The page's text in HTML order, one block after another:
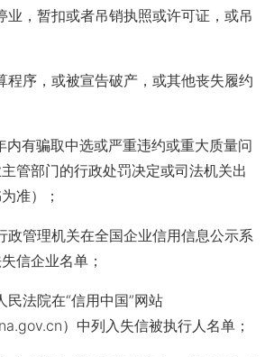
，暂扣或者吊销执照或许可证，或吊
序，或被宣告破产，或其他丧失履约
有骗取中选或严重违约或重大质量问
管部门的行政处罚决定或司法机关出
准）；
管理机关在全国企业信用信息公示系
信企业名单；
法院在“信用中国”网站
）中列入失信被执行人名单；